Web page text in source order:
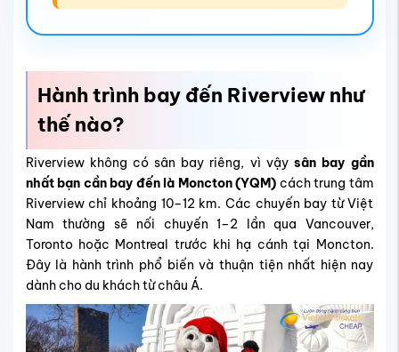
Hành trình bay đến Riverview như
thế nào?
Riverview không có sân bay riêng, vì vậysân bay gần
nhất bạn cần bay đến là Moncton (YQM) cách trung tâm
Riverview chỉ khoảng 10–12 km. Các chuyến bay từ Việt
Nam thường sẽ nối chuyến 1–2 lần qua Vancouver,
Toronto hoặc Montreal trước khi hạ cánh tại Moncton.
Đây là hành trình phổ biến và thuận tiện nhất hiện nay
dành cho du khách từ châu Á.